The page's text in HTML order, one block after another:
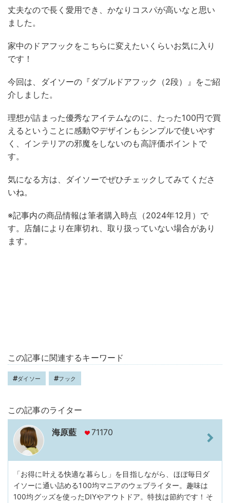
丈夫なので長く愛用でき、かなりコスパが高いなと思い
ました。
家中のドアフックをこちらに変えたいくらいお気に入り
です！
今回は、ダイソーの『ダブルドアフック（2段）』をご紹
介しました。
理想が詰まった優秀なアイテムなのに、たった100円で買
えるということに感動♡デザインもシンプルで使いやす
く、インテリアの邪魔をしないのも高評価ポイントで
す。
気になる方は、ダイソーでぜひチェックしてみてくださ
いね。
※記事内の商品情報は筆者購入時点（2024年12月）で
す。店舗により在庫切れ、取り扱っていない場合があり
ます。
この記事に関連するキーワード
ダイソー フック
この記事のライター
海原藍 71170
「お得に叶える快適な暮らし」を目指しながら、ほぼ毎日ダ
イソーに通い詰める100均マニアのウェブライター。趣味は
100均グッズを使ったDIYやアウトドア。特技は節約です！そ